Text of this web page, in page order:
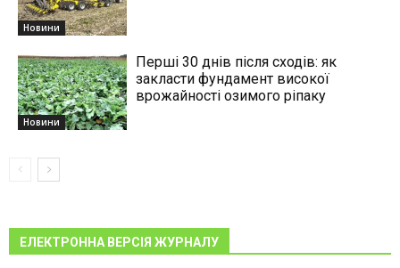
Новини
Новини
Перші 30 днів після сходів: як
закласти фундамент високої
врожайності озимого ріпаку
ЕЛЕКТРОННА ВЕРСІЯ ЖУРНАЛУ